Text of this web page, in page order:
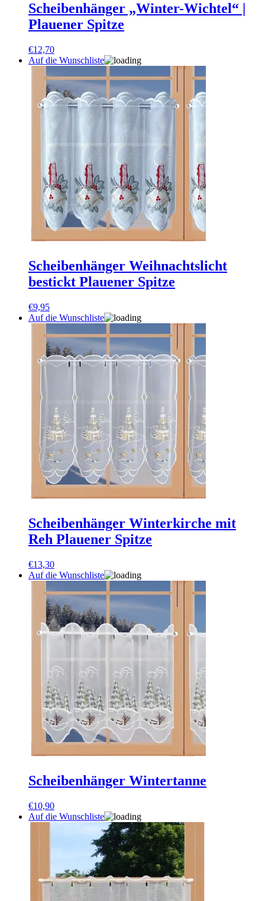
Scheibenhänger „Winter-Wichtel“ |
Plauener Spitze
€12,70
Auf die Wunschliste
Scheibenhänger Weihnachtslicht
bestickt Plauener Spitze
€9,95
Auf die Wunschliste
Scheibenhänger Winterkirche mit
Reh Plauener Spitze
€13,30
Auf die Wunschliste
Scheibenhänger Wintertanne
€10,90
Auf die Wunschliste